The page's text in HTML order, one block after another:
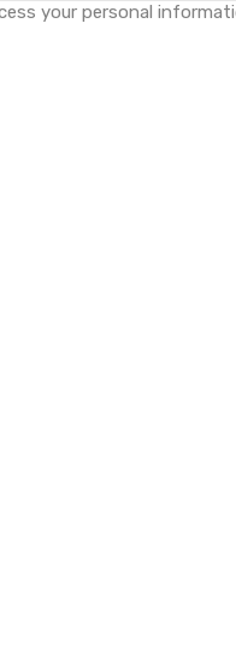
your personal